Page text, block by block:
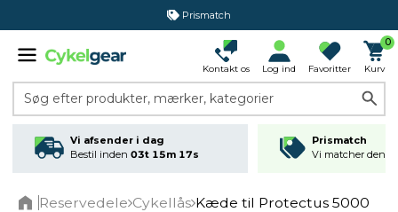
Prismatch
Kontakt os Log ind Favoritter
0
Kurv
Søg efter produkter, mærker, kategorier
Vi afsender i dag
Bestil inden 03t 15m 17s
Prismatch
Vi matcher den
Reservedele Cykellås Kæde til Protectus 5000